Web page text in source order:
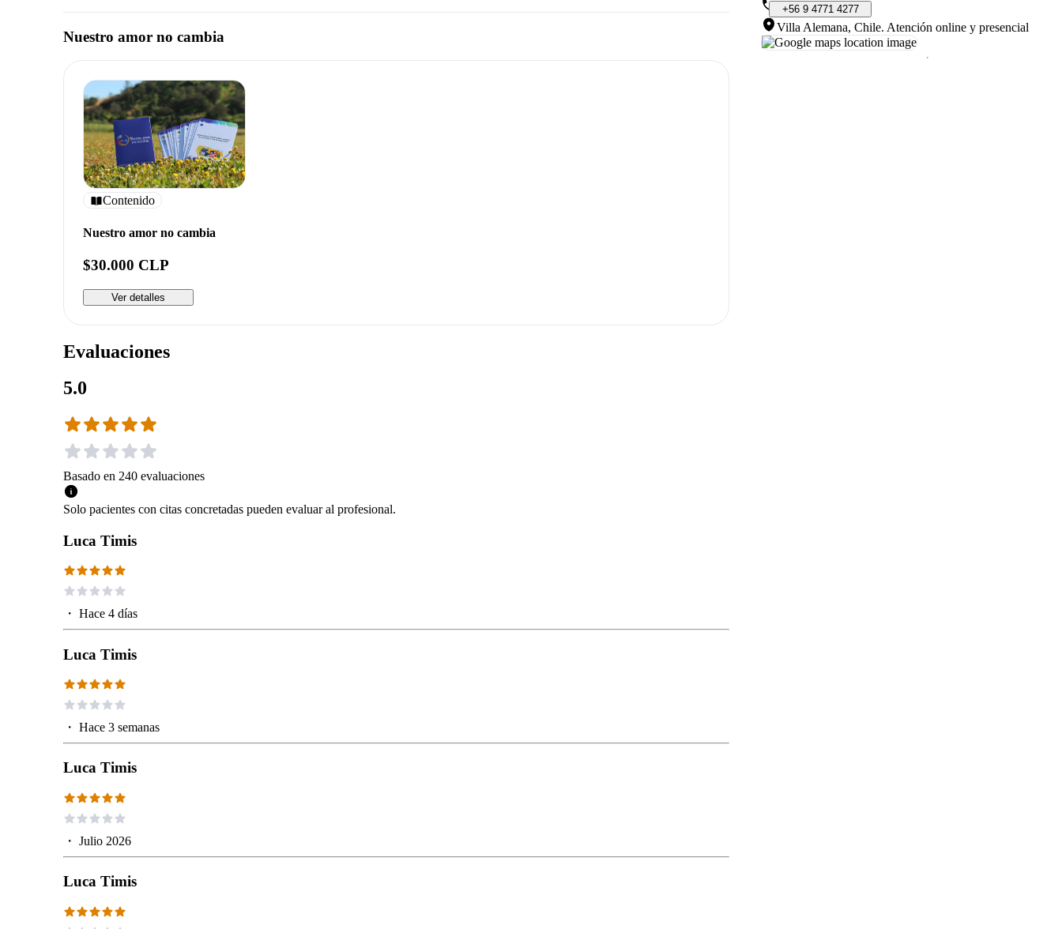
Nuestro amor no cambia
Contenido
Nuestro amor no cambia
$30.000 CLP
Ver detalles
Evaluaciones
5.0
Basado en 240 evaluaciones
Solo pacientes con citas concretadas pueden evaluar al profesional.
Luca Timis
・ Hace 4 días
Luca Timis
・ Hace 3 semanas
Luca Timis
・ Julio 2026
Luca Timis
+56 9 4771 4277
Villa Alemana, Chile. Atención online y presencial